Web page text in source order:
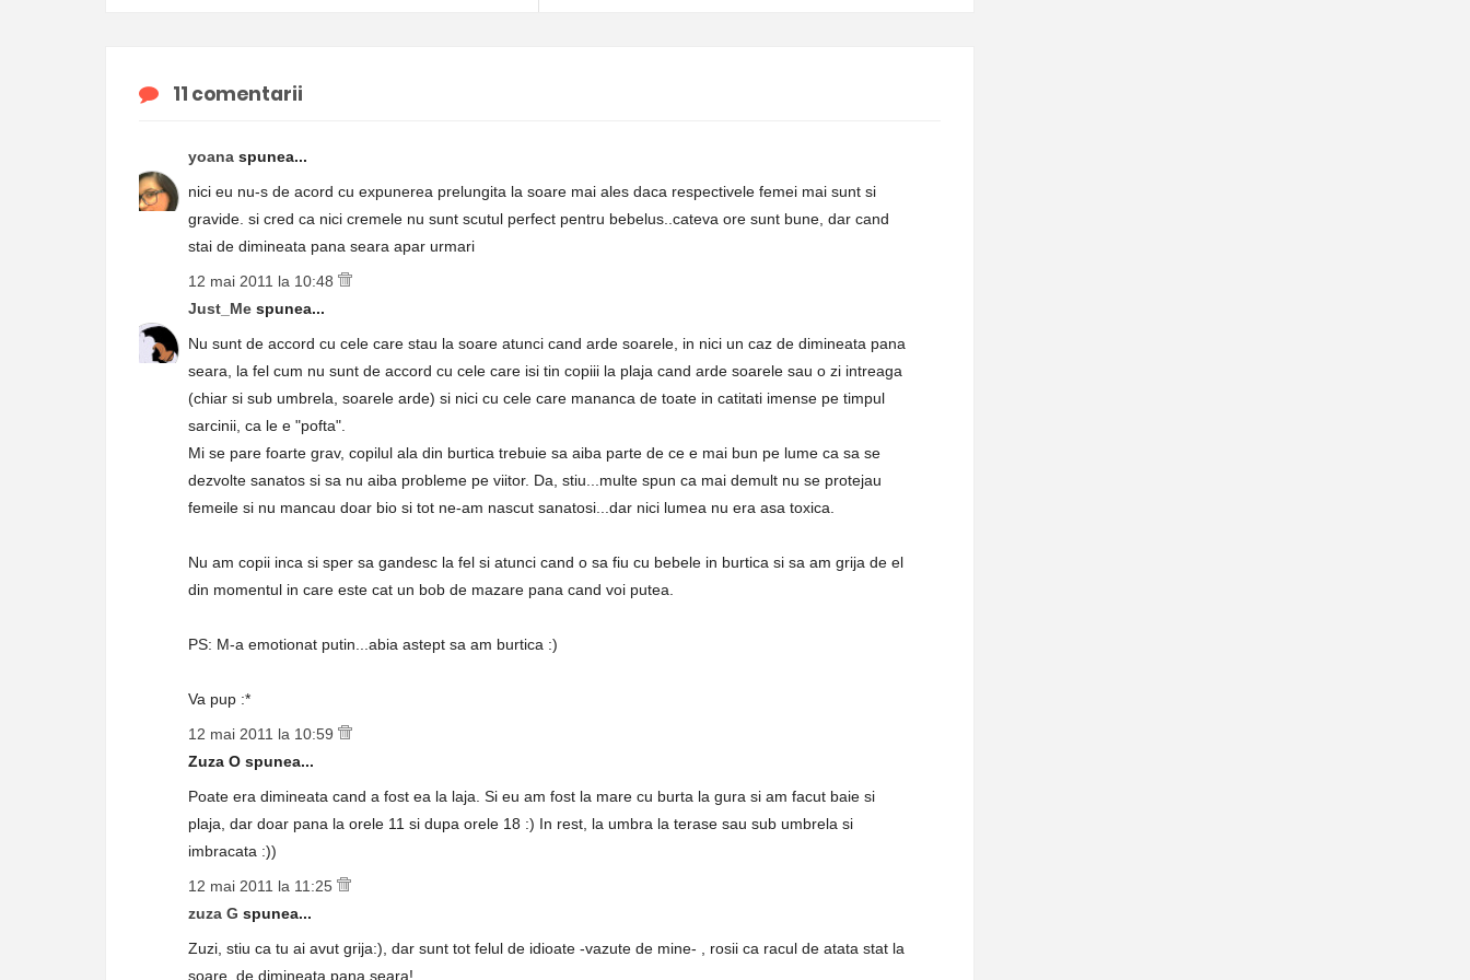
11 comentarii
yoana spunea...
nici eu nu-s de acord cu expunerea prelungita la soare mai ales daca respectivele femei mai sunt si
gravide. si cred ca nici cremele nu sunt scutul perfect pentru bebelus..cateva ore sunt bune, dar cand
stai de dimineata pana seara apar urmari
12 mai 2011 la 10:48
Just_Me spunea...
Nu sunt de accord cu cele care stau la soare atunci cand arde soarele, in nici un caz de dimineata pana
seara, la fel cum nu sunt de accord cu cele care isi tin copiii la plaja cand arde soarele sau o zi intreaga
(chiar si sub umbrela, soarele arde) si nici cu cele care mananca de toate in catitati imense pe timpul
sarcinii, ca le e "pofta".
Mi se pare foarte grav, copilul ala din burtica trebuie sa aiba parte de ce e mai bun pe lume ca sa se
dezvolte sanatos si sa nu aiba probleme pe viitor. Da, stiu...multe spun ca mai demult nu se protejau
femeile si nu mancau doar bio si tot ne-am nascut sanatosi...dar nici lumea nu era asa toxica.
Nu am copii inca si sper sa gandesc la fel si atunci cand o sa fiu cu bebele in burtica si sa am grija de el
din momentul in care este cat un bob de mazare pana cand voi putea.
PS: M-a emotionat putin...abia astept sa am burtica :)
Va pup :*
12 mai 2011 la 10:59
Zuza O spunea...
Poate era dimineata cand a fost ea la laja. Si eu am fost la mare cu burta la gura si am facut baie si
plaja, dar doar pana la orele 11 si dupa orele 18 :) In rest, la umbra la terase sau sub umbrela si
imbracata :))
12 mai 2011 la 11:25
zuza G spunea...
Zuzi, stiu ca tu ai avut grija:), dar sunt tot felul de idioate -vazute de mine- , rosii ca racul de atata stat la
soare, de dimineata pana seara!